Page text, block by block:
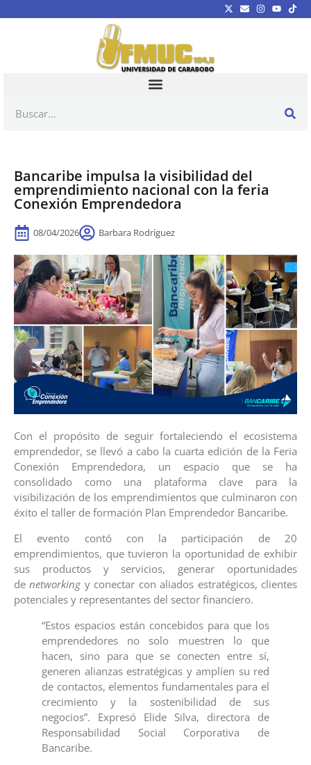
Bancaribe impulsa la visibilidad del
emprendimiento nacional con la feria
Conexión Emprendedora
08/04/2026 Barbara Rodríguez
Con el propósito de seguir fortaleciendo el ecosistema
emprendedor, se llevó a cabo la cuarta edición de la Feria
Conexión Emprendedora, un espacio que se ha
consolidado como una plataforma clave para la
visibilización de los emprendimientos que culminaron con
éxito el taller de formación Plan Emprendedor Bancaribe.
El evento contó con la participación de 20
emprendimientos, que tuvieron la oportunidad de exhibir
sus productos y servicios, generar oportunidades
denetworking y conectar con aliados estratégicos, clientes
potenciales y representantes del sector financiero.
“Estos espacios están concebidos para que los
emprendedores no solo muestren lo que
hacen, sino para que se conecten entre sí,
generen alianzas estratégicas y amplíen su red
de contactos, elementos fundamentales para el
crecimiento y la sostenibilidad de sus
negocios”. Expresó Elide Silva, directora de
Responsabilidad Social Corporativa de
Bancaribe.